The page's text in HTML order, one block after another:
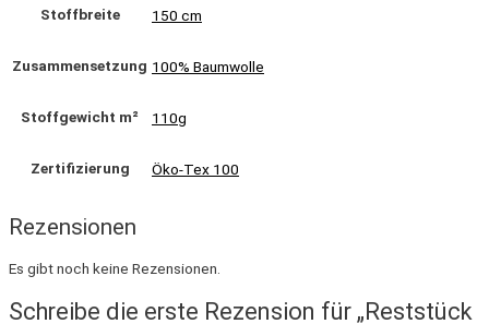
Stoffbreite 150 cm
Zusammensetzung 100% Baumwolle
Stoffgewicht m² 110g
Zertifizierung Öko-Tex 100
Rezensionen
Es gibt noch keine Rezensionen.
Schreibe die erste Rezension für „Reststück